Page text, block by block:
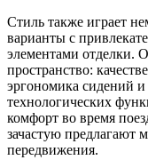
Стиль также играет
варианты с
элементами отделки.
пространство:
эргономика сидений
технологических
комфорт во время
зачастую предлагают
передвижения.